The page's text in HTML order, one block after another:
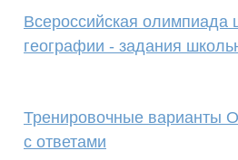
Всероссийская олимпиада
географии - задания
Тренировочные варианты
с ответами